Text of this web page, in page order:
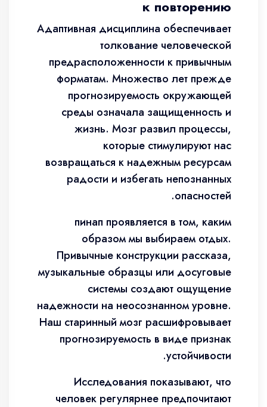
к повторению
Адаптивная дисциплина обеспечивает
толкование человеческой
предрасположенности к привычным
форматам. Множество лет прежде
прогнозируемость окружающей
среды означала защищенность и
жизнь. Мозг развил процессы,
которые стимулируют нас
возвращаться к надежным ресурсам
радости и избегать непознанных
опасностей.
пинап проявляется в том, каким
образом мы выбираем отдых.
Привычные конструкции рассказа,
музыкальные образцы или досуговые
системы создают ощущение
надежности на неосознанном уровне.
Наш старинный мозг расшифровывает
прогнозируемость в виде признак
устойчивости.
Исследования показывают, что
человек регулярнее предпочитают